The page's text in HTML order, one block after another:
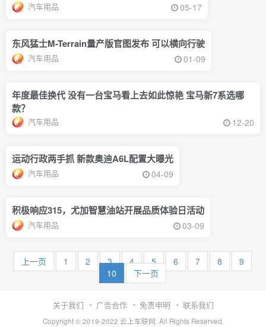
汽车用品 05-17
东风猛士M-Terrain量产版官图发布 可以横向行驶
汽车用品 01-09
年度最佳换代 没有一台宝马看上去如此惊艳 宝马新7系选哪
款？
汽车用品 12-20
运动行政两手抓 新款奥迪A6L配置大曝光
汽车用品 04-09
积极响应315，尤加智慧油站开展品质体验日活动
汽车用品 03-09
上一页 1 2 3 4 5 6 7 8
9
10
下一页
关于我们 广告合作 免责申明 联系我们
Copyright © 2019-2022 云上车联网 . All Rights Reserved.